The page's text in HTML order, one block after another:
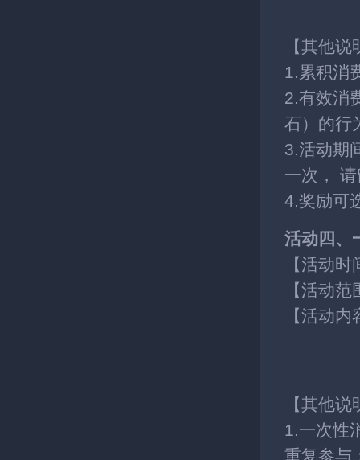
【其他说
1.累积消
2.有效消
石）的行
3.活动期
一次，
4.奖励可
活动四、
【活动时
【活动
【活动
【其他说
1.一次性
重复参与